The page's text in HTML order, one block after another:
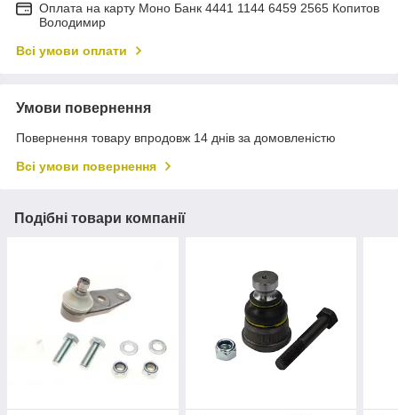
Оплата на карту Моно Банк 4441 1144 6459 2565 Копитов
Володимир
Всі умови оплати
Умови повернення
Повернення товару впродовж 14 днів за домовленістю
Всі умови повернення
Подібні товари компанії